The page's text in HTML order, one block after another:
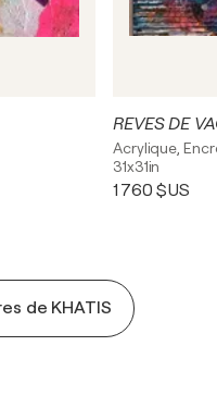
REVES DE
Acrylique,
31x31in
1 760 $US
de KHATIS